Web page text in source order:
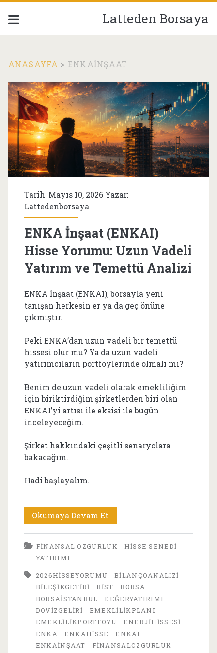
Latteden Borsaya
ANASAYFA > ENKAİNŞAAT
Etiket:
Tarih: Mayıs 10, 2026 Yazar:
Lattedenborsaya
ENKA İnşaat (ENKAI)
Hisse Yorumu: Uzun Vadeli
Yatırım ve Temettü Analizi
ENKA İnşaat (ENKAI), borsayla yeni
tanışan herkesin er ya da geç önüne
çıkmıştır.
Peki ENKA’dan uzun vadeli bir temettü
hissesi olur mu? Ya da uzun vadeli
yatırımcıların portföylerinde olmalı mı?
Benim de uzun vadeli olarak emekliliğim
için biriktirdiğim şirketlerden biri olan
ENKAI’yi artısı ile eksisi ile bugün
inceleyeceğim.
Şirket hakkındaki çeşitli senaryolara
bakacağım.
Hadi başlayalım.
Okumaya Devam Et
İnşaat
(ENKAI)
Yorumu:
Uzun
Vadeli
Yatırım
FINANSAL ÖZGÜRLÜK
HISSE SENEDI
YATIRIMI
2026HISSEYORUMU
BILANÇOANALIZI
BILEŞIKGETIRI
BIST
BORSA
BORSAISTANBUL
DEĞERYATIRIMI
DÖVIZGELIRI
EMEKLILIKPLANI
EMEKLILIKPORTFÖYÜ
ENERJIHISSESI
ENKA
ENKAHISSE
ENKAI
ENKAİNŞAAT
FINANSALÖZGÜRLÜK